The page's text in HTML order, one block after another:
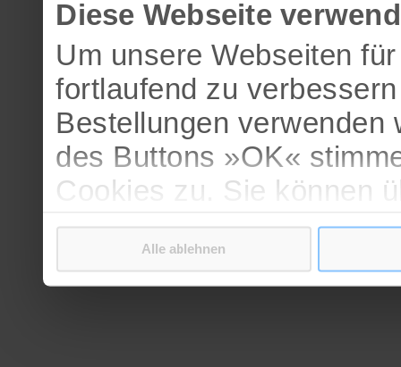
Diese Webseite
Um unsere Webseiten
fortlaufend zu
Bestellungen
des Buttons »OK«
Cookies zu. Sie können
verschiedenen Cookies
bestätigen.
Weitere Informationen
Alle ablehnen